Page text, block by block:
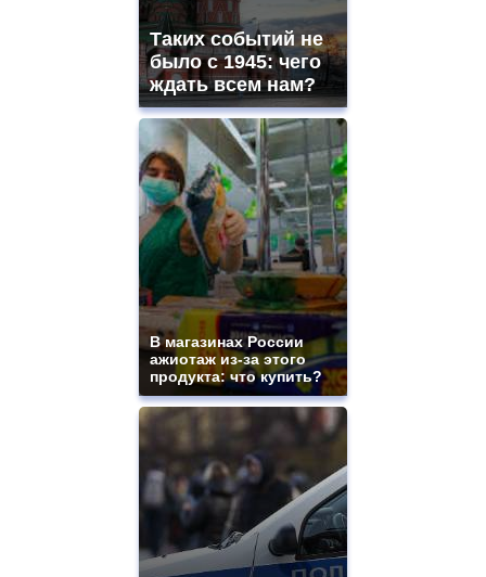
Таких событий не
было с 1945: чего
ждать всем нам?
В магазинах России
ажиотаж из-за этого
продукта: что купить?